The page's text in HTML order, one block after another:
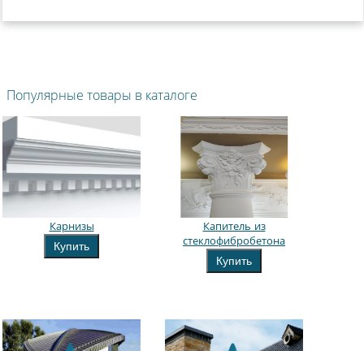
Популярные товары в каталоге
Карнизы
Купить
Капитель из
стеклофибробетона
Купить